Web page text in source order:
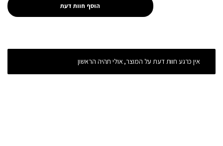
אין כרגע חוות דעת על המוצר, אולי תהיה הראשון